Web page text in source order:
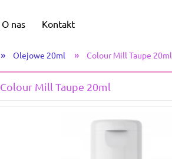
O nas Kontakt
» Olejowe 20ml » Colour Mill Taupe 20ml
Colour Mill Taupe 20ml